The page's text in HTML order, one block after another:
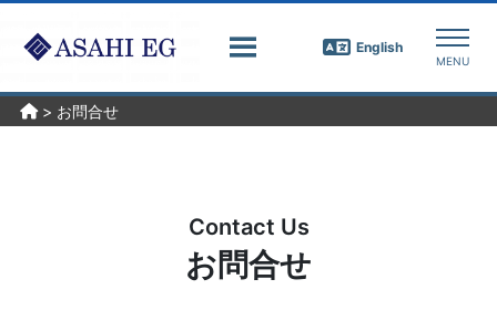
English
> お問合せ
Contact Us
お問合せ